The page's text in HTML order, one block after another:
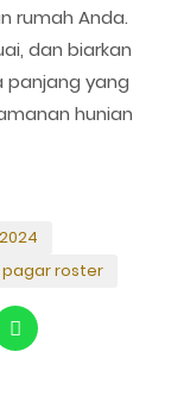
rumah Anda.
dan biarkan
panjang yang
hunian
roster